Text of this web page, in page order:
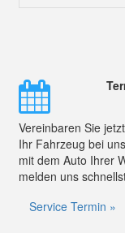
Vereinbaren Sie
Ihr Fahrzeug bei
mit dem Auto Ihrer
melden uns
Service Termin »